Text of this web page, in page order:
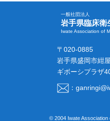
一般社団法人
岩手県臨床衛
Iwate Association of
〒020-0885
岩手県盛岡市紺
ギボーシプラザ
：
© 2004 Iwate Association